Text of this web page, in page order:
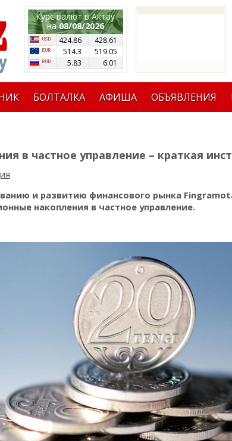
Курс валют в Актау
на08/08/2026
424.86
428.61
514.3
519.05
5.83
6.01
БОЛТАЛКА АФИША ОБЪЯВЛЕНИЯ
в частное управление – краткая
и развитию финансового рынка
накопления в частное управление.